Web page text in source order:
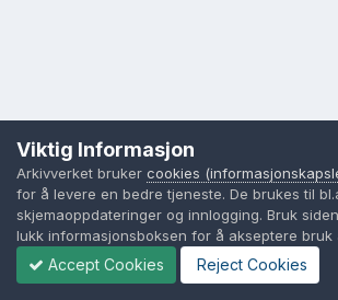
Viktig Informasjon
Arkivverket bruker cookies
for å levere en bedre tjeneste. De brukes til
skjemaoppdateringer og innlogging. Bruk
lukk informasjonsboksen for å akseptere bruk
Accept Cookies Reject Cookies